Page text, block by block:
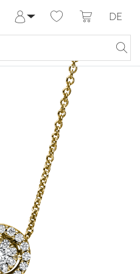
Anmelden
Meine Bestellungen
Hilfe & Kontakt
DE